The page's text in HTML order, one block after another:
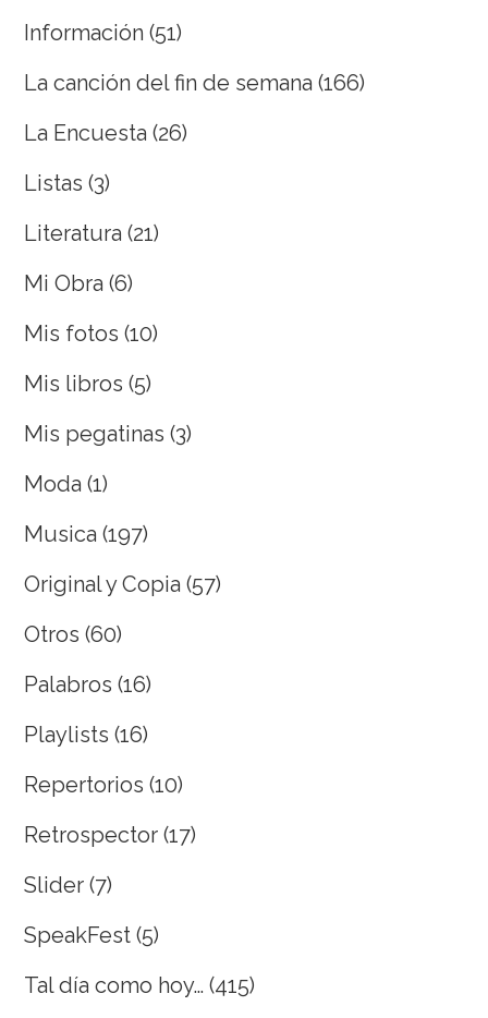
Información (51)
La canción del fin de semana (166)
La Encuesta (26)
Listas (3)
Literatura (21)
Mi Obra (6)
Mis fotos (10)
Mis libros (5)
Mis pegatinas (3)
Moda (1)
Musica (197)
Original y Copia (57)
Otros (60)
Palabros (16)
Playlists (16)
Repertorios (10)
Retrospector (17)
Slider (7)
SpeakFest (5)
Tal día como hoy… (415)